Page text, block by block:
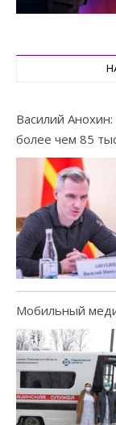
Василий
более чем 85
Мобильный